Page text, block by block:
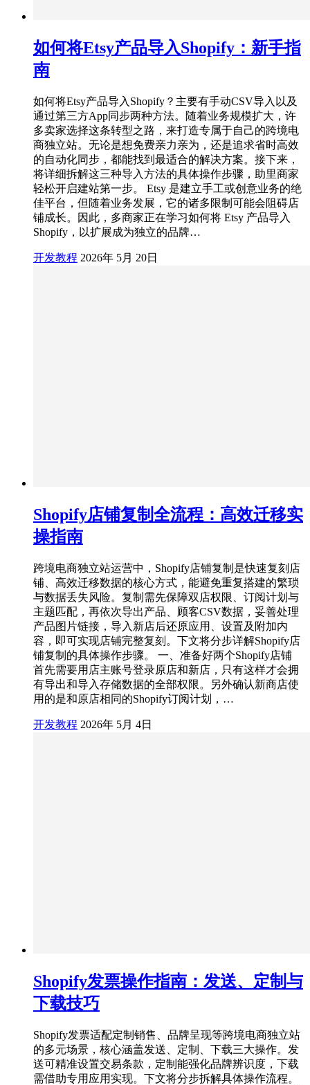
如何将Etsy产品导入Shopify：新手指
南
如何将Etsy产品导入Shopify？主要有手动CSV导入以及
通过第三方App同步两种方法。随着业务规模扩大，许
多卖家选择这条转型之路，来打造专属于自己的跨境电
商独立站。无论是想免费亲力亲为，还是追求省时高效
的自动化同步，都能找到最适合的解决方案。接下来，
将详细拆解这三种导入方法的具体操作步骤，助里商家
轻松开启建站第一步。 Etsy 是建立手工或创意业务的绝
佳平台，但随着业务发展，它的诸多限制可能会阻碍店
铺成长。因此，多商家正在学习如何将 Etsy 产品导入
Shopify，以扩展成为独立的品牌…
开发教程 2026年 5月 20日
Shopify店铺复制全流程：高效迁移实
操指南
跨境电商独立站运营中，Shopify店铺复制是快速复刻店
铺、高效迁移数据的核心方式，能避免重复搭建的繁琐
与数据丢失风险。复制需先保障双店权限、订阅计划与
主题匹配，再依次导出产品、顾客CSV数据，妥善处理
产品图片链接，导入新店后还原应用、设置及附加内
容，即可实现店铺完整复刻。下文将分步详解Shopify店
铺复制的具体操作步骤。 一、准备好两个Shopify店铺
首先需要用店主账号登录原店和新店，只有这样才会拥
有导出和导入存储数据的全部权限。另外确认新商店使
用的是和原店相同的Shopify订阅计划，…
开发教程 2026年 5月 4日
Shopify发票操作指南：发送、定制与
下载技巧
Shopify发票适配定制销售、品牌呈现等跨境电商独立站
的多元场景，核心涵盖发送、定制、下载三大操作。发
送可精准设置交易条款，定制能强化品牌辨识度，下载
需借助专用应用实现。下文将分步拆解具体操作流程。